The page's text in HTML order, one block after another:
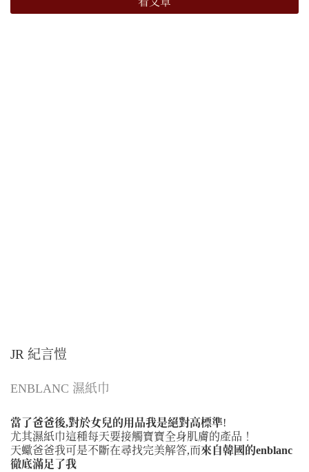
JR 紀言愷
ENBLANC 濕紙巾
當了爸爸後,對於女兒的用品我是絕對高標準!
尤其濕紙巾這種每天要接觸寶寶全身肌膚的產品！
天蠍爸爸我可是不斷在尋找完美解答,而來自韓國的enblanc
徹底滿足了我